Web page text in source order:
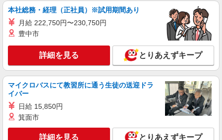
アルバイト パート
コンパスグループ・ジャパン株式会社 39267_p
NEW
調理補助【アルバイト・パート】
(試用期間2ヶ月) 残業が発生した場合、残業代を1
分単位で別途支給します。
まどか東伏見 （東京都西東京市中町4-1-18
まどか東伏見内）
詳細を見る
アルバイト
そんぽの家 西東京
NEW
本社総務・経理（正社員）※試用期間あり
月給 222,750円〜230,750円
豊中市
詳細を見る とりあえずキープ
マイクロバスにて教習所に通う生徒の送迎ドラ
イバー
日給 15,850円
箕面市
詳細を見る とりあえずキープ